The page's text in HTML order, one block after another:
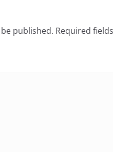
published. Required